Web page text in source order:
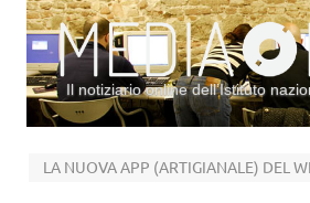
Il notiziario online dell’Istituto
LA NUOVA APP (ARTIGIANALE) DEL